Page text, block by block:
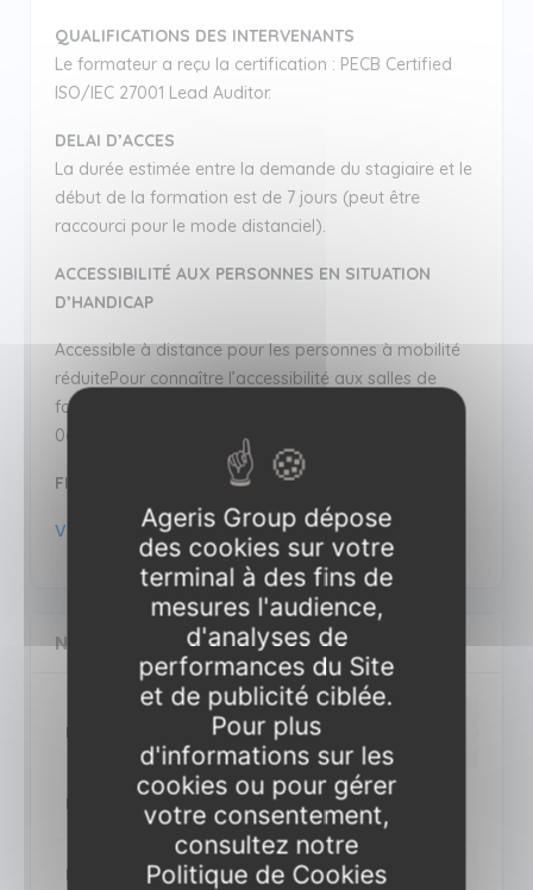
QUALIFICATIONS DES INTERVENANTS
Le formateur a reçu la certification : PECB Certified
ISO/IEC 27001 Lead Auditor.
DELAI D’ACCES
La durée estimée entre la demande du stagiaire et le
début de la formation est de 7 jours (peut être
raccourci pour le mode distanciel).
ACCESSIBILITÉ AUX PERSONNES EN SITUATION
D’HANDICAP
Accessible à distance pour les personnes à mobilité
réduitePour connaître l’accessibilité aux salles de
formation, vous pouvez nous joindre au +33 3 87 62
06 00
FINANCEMENT
Voir la page financement.
NOS SESSIONS POUR CETTE FORMATION
Date
Lieu
Détails
du 21/10/2026 au 21/10/2026
Paris
le 21 oct. 2026
Distanciel
le 21 oct. 2026
Ageris Group dépose
des cookies sur votre
terminal à des fins de
mesures l'audience,
d'analyses de
performances du Site
et de publicité ciblée.
Pour plus
d'informations sur les
cookies ou pour gérer
votre consentement,
consultez notre
Politique de Cookies